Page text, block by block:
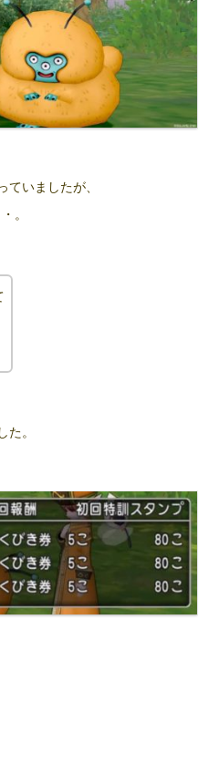
ていましたが、
。
た。